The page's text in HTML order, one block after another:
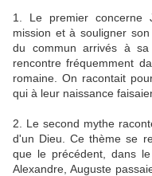
1. Le premier concerne
mission et à souligner
du commun arrivés à
rencontre fréquemment
romaine. On racontait
qui à leur naissance
2. Le second mythe
d'un Dieu. Ce thème se
que le précédent, dans
Alexandre, Auguste